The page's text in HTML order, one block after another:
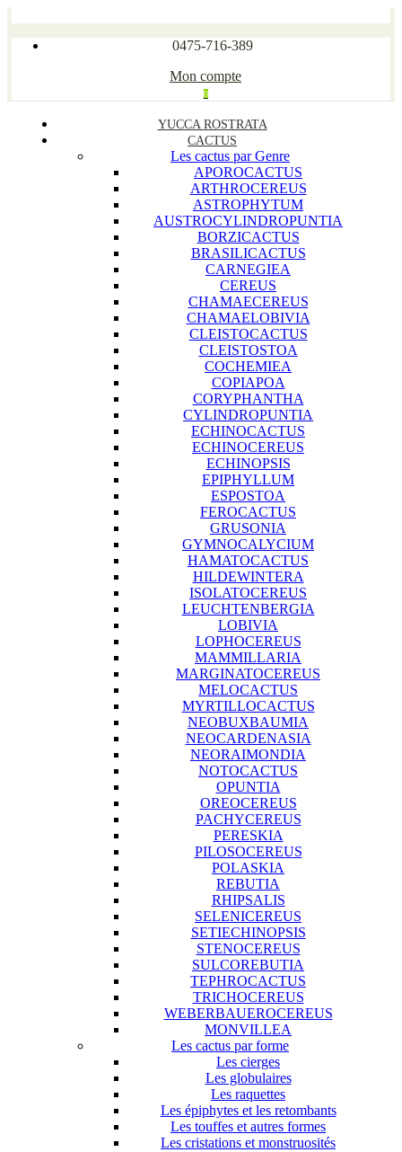
0475-716-389
Mon compte
0
YUCCA ROSTRATA
CACTUS
Les cactus par Genre
APOROCACTUS
ARTHROCEREUS
ASTROPHYTUM
AUSTROCYLINDROPUNTIA
BORZICACTUS
BRASILICACTUS
CARNEGIEA
CEREUS
CHAMAECEREUS
CHAMAELOBIVIA
CLEISTOCACTUS
CLEISTOSTOA
COCHEMIEA
COPIAPOA
CORYPHANTHA
CYLINDROPUNTIA
ECHINOCACTUS
ECHINOCEREUS
ECHINOPSIS
EPIPHYLLUM
ESPOSTOA
FEROCACTUS
GRUSONIA
GYMNOCALYCIUM
HAMATOCACTUS
HILDEWINTERA
ISOLATOCEREUS
LEUCHTENBERGIA
LOBIVIA
LOPHOCEREUS
MAMMILLARIA
MARGINATOCEREUS
MELOCACTUS
MYRTILLOCACTUS
NEOBUXBAUMIA
NEOCARDENASIA
NEORAIMONDIA
NOTOCACTUS
OPUNTIA
OREOCEREUS
PACHYCEREUS
PERESKIA
PILOSOCEREUS
POLASKIA
REBUTIA
RHIPSALIS
SELENICEREUS
SETIECHINOPSIS
STENOCEREUS
SULCOREBUTIA
TEPHROCACTUS
TRICHOCEREUS
WEBERBAUEROCEREUS
MONVILLEA
Les cactus par forme
Les cierges
Les globulaires
Les raquettes
Les épiphytes et les retombants
Les touffes et autres formes
Les cristations et monstruosités